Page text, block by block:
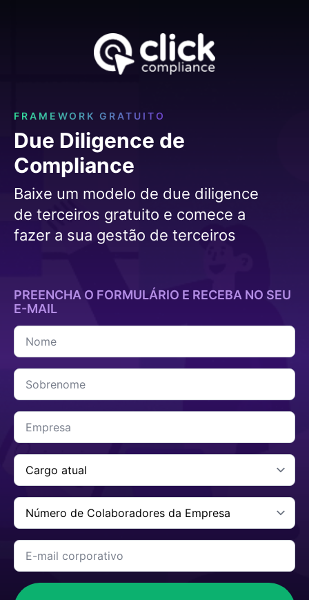
FRAMEWORK GRATUITO
Due Diligence de
Compliance
Baixe um modelo de due diligence
de terceiros gratuito e comece a
fazer a sua gestão de terceiros
PREENCHA O FORMULÁRIO E RECEBA NO SEU
E-MAIL
Nome
Sobrenome
Empresa
Cargo
Atual
*
Número
Colaboradores
Empresa
E-
mail
corporativo